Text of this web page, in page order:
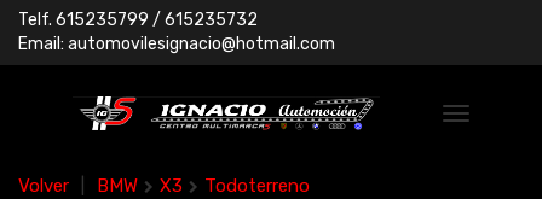
Telf. 615235799 / 615235732
Email: automovilesignacio@hotmail.com
Volver BMW X3 Todoterreno